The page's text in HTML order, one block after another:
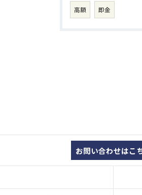
高額 即金
お問い合わせはこ